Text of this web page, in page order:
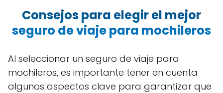
Consejos para elegir el mejor
seguro de viaje para mochileros
Al seleccionar un seguro de viaje para
mochileros, es importante tener en cuenta
algunos aspectos clave para garantizar que